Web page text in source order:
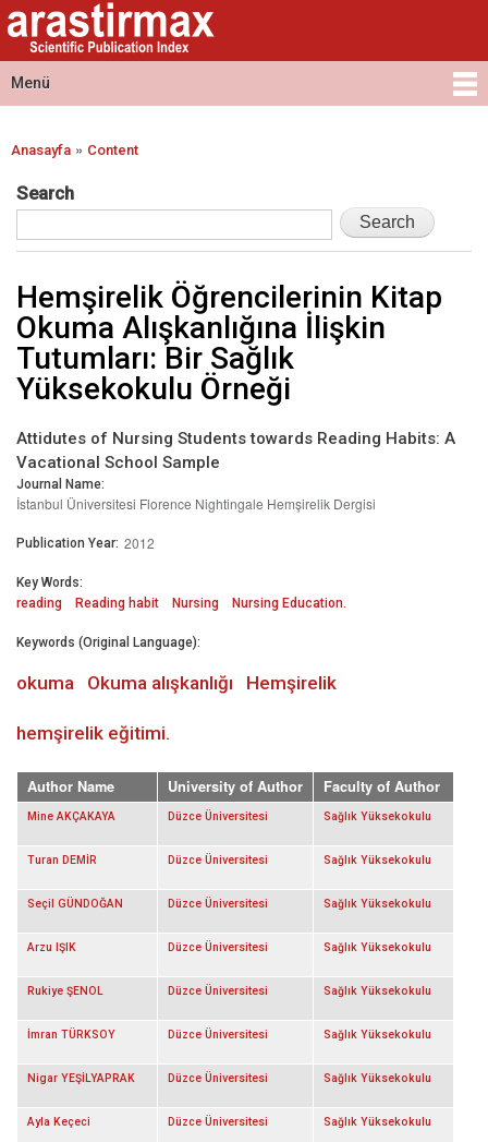
Ana
içeriğe
atla
Arastirmax
- Scientific
Publication
Index
Arastirmax
Scientific
Publication
Index
Menü
Ana menü
Buradasınız
Anasayfa » Content
Search
Hemşirelik Öğrencilerinin Kitap
Okuma Alışkanlığına İlişkin
Tutumları: Bir Sağlık
Yüksekokulu Örneği
Attidutes of Nursing Students towards Reading Habits: A
Vacational School Sample
Journal Name:
İstanbul Üniversitesi Florence Nightingale Hemşirelik Dergisi
Publication Year: 2012
Key Words:
reading
Reading habit Nursing Nursing Education.
Keywords (Original Language):
okuma Okuma alışkanlığı Hemşirelik
hemşirelik eğitimi.
Author Name University of Author Faculty of Author
Mine AKÇAKAYA Düzce Üniversitesi Sağlık Yüksekokulu
Turan DEMİR Düzce Üniversitesi Sağlık Yüksekokulu
Seçil GÜNDOĞAN Düzce Üniversitesi Sağlık Yüksekokulu
Arzu IŞIK Düzce Üniversitesi Sağlık Yüksekokulu
Rukiye ŞENOL Düzce Üniversitesi Sağlık Yüksekokulu
İmran TÜRKSOY Düzce Üniversitesi Sağlık Yüksekokulu
Nigar YEŞİLYAPRAK Düzce Üniversitesi Sağlık Yüksekokulu
Ayla Keçeci Düzce Üniversitesi Sağlık Yüksekokulu